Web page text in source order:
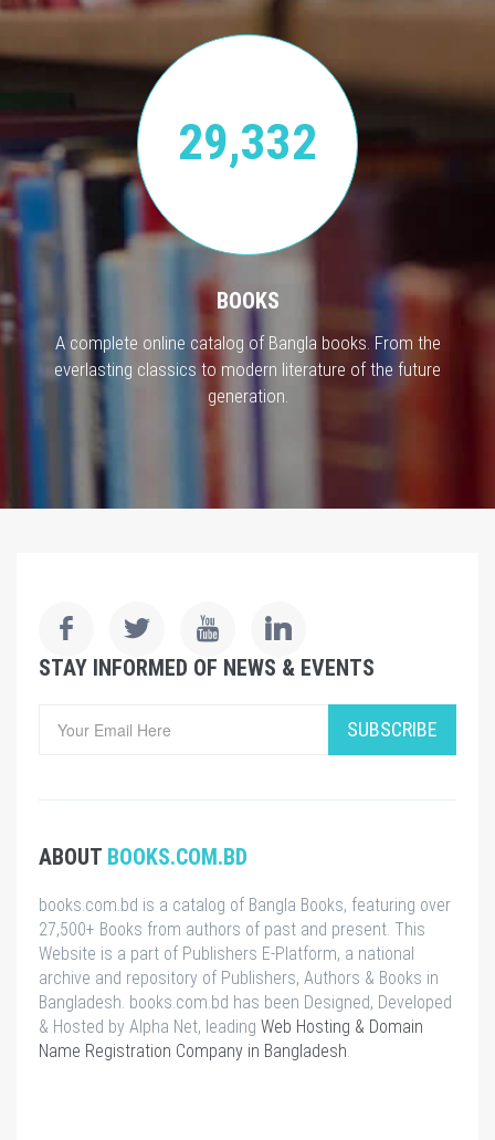
29,332
BOOKS
A complete online catalog of Bangla books. From the
everlasting classics to modern literature of the future
generation.
STAY INFORMED OF NEWS & EVENTS
SUBSCRIBE
ABOUT BOOKS.COM.BD
books.com.bd is a catalog of Bangla Books, featuring over
27,500+ Books from authors of past and present. This
Website is a part of Publishers E-Platform, a national
archive and repository of Publishers, Authors & Books in
Bangladesh. books.com.bd has been Designed, Developed
& Hosted by Alpha Net, leading Web Hosting & Domain
Name Registration Company in Bangladesh